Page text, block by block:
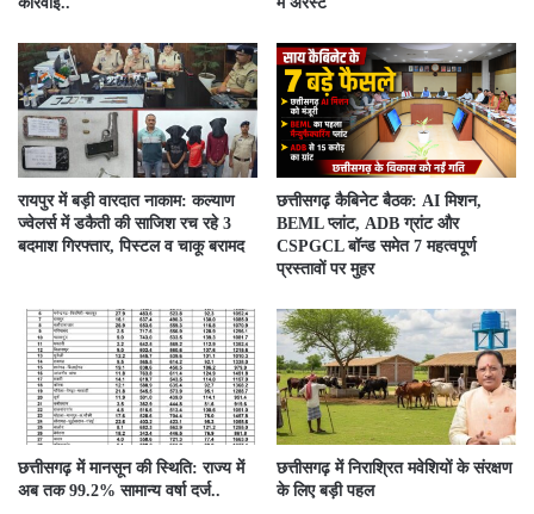
रायपुर में बड़ी वारदात नाकाम: कल्याण
ज्वेलर्स में डकैती की साजिश रच रहे 3
बदमाश गिरफ्तार, पिस्टल व चाकू बरामद
छत्तीसगढ़ कैबिनेट बैठक: AI मिशन,
BEML प्लांट, ADB ग्रांट और
CSPGCL बॉन्ड समेत 7 महत्वपूर्ण
प्रस्तावों पर मुहर
छत्तीसगढ़ में मानसून की स्थिति: राज्य में
अब तक 99.2% सामान्य वर्षा दर्ज..
छत्तीसगढ़ में निराश्रित मवेशियों के संरक्षण
के लिए बड़ी पहल